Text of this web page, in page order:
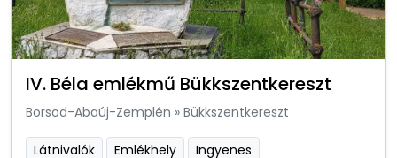
IV. Béla emlékmű Bükkszentkereszt
Borsod-Abaúj-Zemplén » Bükkszentkereszt
Látnivalók Emlékhely Ingyenes